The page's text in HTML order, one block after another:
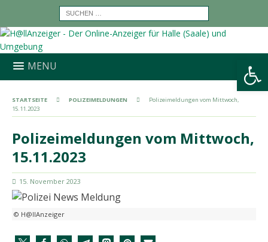
Werkzeugleiste öffnen
MENU
STARTSEITE POLIZEIMELDUNGEN
Polizeimeldungen vom Mittwoch,
15.11.2023
Polizeimeldungen vom Mittwoch,
15.11.2023
15. November 2023
© H@llAnzeiger